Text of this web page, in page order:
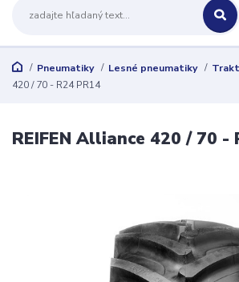
Pneumatiky Lesné pneumatiky
420 / 70 - R24 PR14
REIFEN Alliance 420 / 70 -